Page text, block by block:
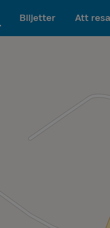
Till
Biljetter Att